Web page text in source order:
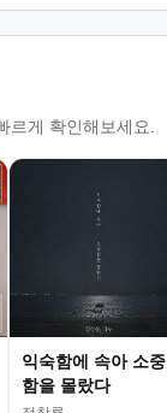
르게 확인해보세요.
익숙함에 속아 소중
함을 몰랐다